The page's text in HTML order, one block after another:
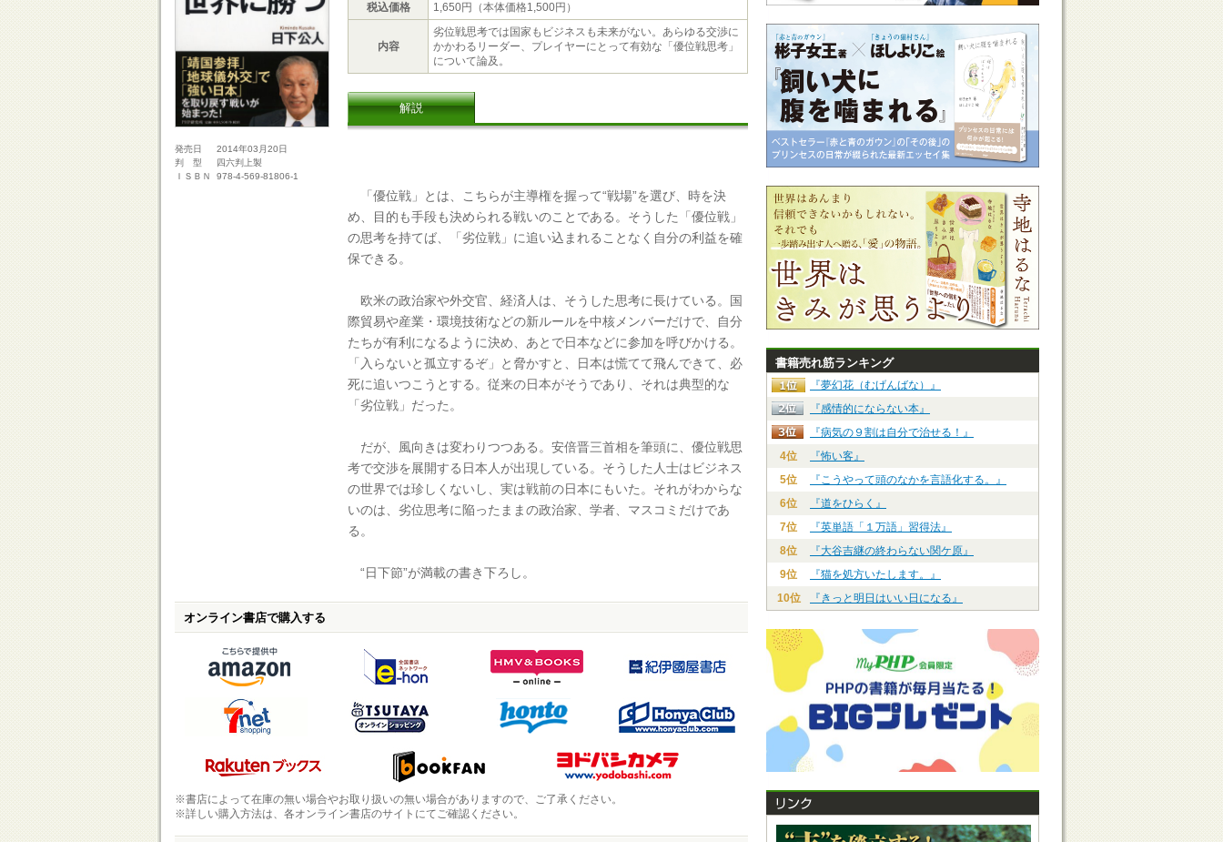
発売日
2014年03月20日
判 型
四六判上製
ＩＳＢＮ
978-4-569-81806-1
税込価格
1,650円（本体価格1,500円）
内容
劣位戦思考では国家もビジネスも未来がない。あらゆる交渉に
かかわるリーダー、プレイヤーにとって有効な「優位戦思考」
について論及。
解説
「優位戦」とは、こちらが主導権を握って“戦場”を選び、時を決
め、目的も手段も決められる戦いのことである。そうした「優位戦」
の思考を持てば、「劣位戦」に追い込まれることなく自分の利益を確
保できる。
欧米の政治家や外交官、経済人は、そうした思考に長けている。国
際貿易や産業・環境技術などの新ルールを中核メンバーだけで、自分
たちが有利になるように決め、あとで日本などに参加を呼びかける。
「入らないと孤立するぞ」と脅かすと、日本は慌てて飛んできて、必
死に追いつこうとする。従来の日本がそうであり、それは典型的な
「劣位戦」だった。
だが、風向きは変わりつつある。安倍晋三首相を筆頭に、優位戦思
考で交渉を展開する日本人が出現している。そうした人士はビジネス
の世界では珍しくないし、実は戦前の日本にもいた。それがわからな
いのは、劣位思考に陥ったままの政治家、学者、マスコミだけであ
る。
“日下節”が満載の書き下ろし。
オンライン書店で購入する
※書店によって在庫の無い場合やお取り扱いの無い場合がありますので、ご了承ください。
※詳しい購入方法は、各オンライン書店のサイトにてご確認ください。
書籍売れ筋ランキング
『夢幻花（むげんばな）』
『感情的にならない本』
『病気の９割は自分で治せる！』
4位
『怖い客』
5位
『こうやって頭のなかを言語化する。』
6位
『道をひらく』
7位
『英単語「１万語」習得法』
8位
『大谷吉継の終わらない関ケ原』
9位
『猫を処方いたします。』
10位
『きっと明日はいい日になる』